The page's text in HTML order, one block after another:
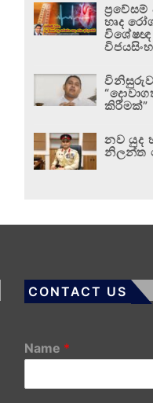
හෘද
විශේෂඥ
විජයසිංහ
කිරීමක්”
නව යුද
නිලන්ත
CONTACT US
Name *